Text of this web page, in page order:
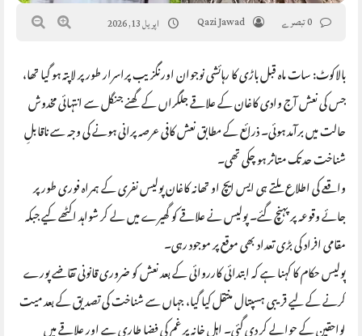
Qazi Jawad اپریل 13, 2026
بالاکوٹ: سات ماہ قبل باڑی کا رہائشی نوجوان اورنگزیب پراسرار طور پر لاپتہ ہو گیا تھا،
جس کی نعش آج وادی کاغان کے علاقے جلگراں کے گھنے جنگل سے انتہائی مخدوش
حالت میں برآمد ہوئی۔ ذرائع کے مطابق نعش کافی عرصہ پرانی ہونے کی وجہ سے ناقابلِ
شناخت حد تک متاثر ہو چکی تھی۔
واقعے کی اطلاع ملتے ہی ایس ایچ او تھانہ کاغان پولیس نفری کے ہمراہ فوری طور پر
جائے وقوعہ پر پہنچ گئے۔ پولیس نے علاقے کو گھیرے میں لے کر شواہد اکٹھے کیے جبکہ
مقامی افراد کی بڑی تعداد بھی موقع پر موجود رہی۔
پولیس حکام کا کہنا ہے کہ ابتدائی کارروائی کے بعد نعش کو ضروری قانونی تقاضے پورے
کرنے کے لیے قریبی ہسپتال منتقل کیا گیا، جہاں سے شناخت کی تصدیق کے بعد میت
لواحقین کے حوالے کر دی گئی۔ اہلِ خانہ پر غم کی فضا طاری ہے اور علاقے میں